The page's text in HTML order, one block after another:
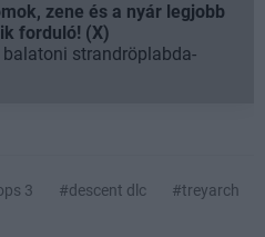
zene és a nyár legjobb
forduló! (X)
strandröplabda-
3 #descent dlc
#treyarch